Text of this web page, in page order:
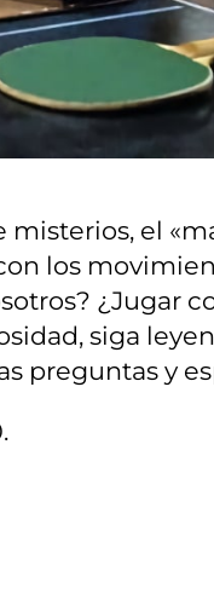
misterios, el
los
¿Jugar
siga
preguntas y